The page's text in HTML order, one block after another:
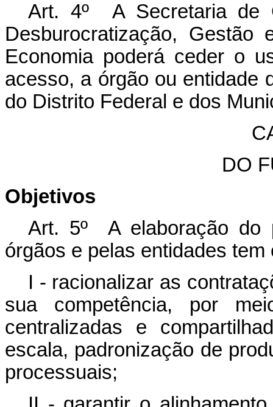
Art. 4º A Secretaria de
Desburocratização,
Economia poderá ceder o
acesso, a órgão ou entidade
do Distrito Federal e dos
DO
Objetivos
Art. 5º A elaboração do
órgãos e pelas entidades tem
I - racionalizar as
sua competência, por
centralizadas e
escala, padronização de
processuais;